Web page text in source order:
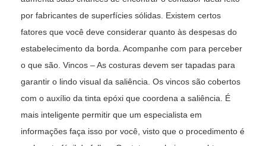
por fabricantes de superfícies sólidas. Existem certos
fatores que você deve considerar quanto às despesas do
estabelecimento da borda. Acompanhe com para perceber
o que são. Vincos – As costuras devem ser tapadas para
garantir o lindo visual da saliência. Os vincos são cobertos
com o auxílio da tinta epóxi que coordena a saliência. É
mais inteligente permitir que um especialista em
informações faça isso por você, visto que o procedimento é